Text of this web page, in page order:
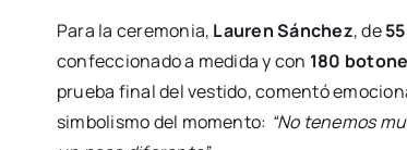
Para la ceremonia, Lauren Sánchez, de
confeccionado a medida y con 180
prueba final del vestido, comentó
simbolismo del momento: “No tenemos